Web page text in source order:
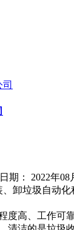
： 2022年08
、卸垃圾自动
度高、工作可